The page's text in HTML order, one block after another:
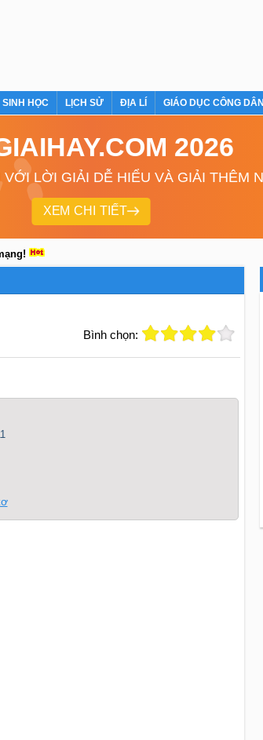
SINH HỌC LỊCH SỬ ĐỊA LÍ GIÁO DỤC CÔNG DÂN
2026
LỜI GIẢI DỄ HIỂU VÀ GIẢI THÊM
XEM CHI TIẾT
Bình chọn: